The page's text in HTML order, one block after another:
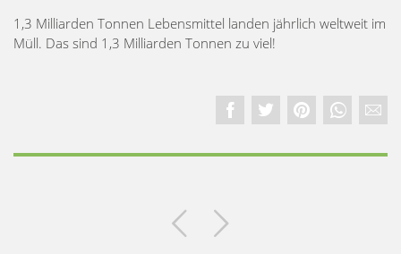
1,3 Milliarden Tonnen Lebensmittel landen jährlich weltweit im
Müll. Das sind 1,3 Milliarden Tonnen zu viel!